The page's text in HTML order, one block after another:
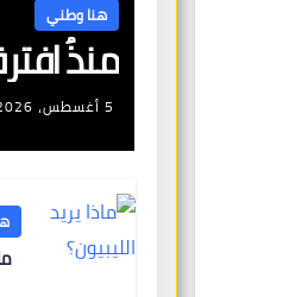
هنا وطني
منذُ
5 أغسطس، 2026